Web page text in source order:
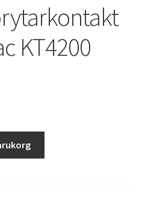
KT4200